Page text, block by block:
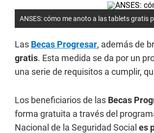
ANSES: cómo me anoto a las tablets gratis
Las Becas Progresar, además de
gratis. Esta medida se da por un
una serie de requisitos a cumplir,
Los beneficiarios de las Becas
forma gratuita a través del
Nacional de la Seguridad Social es